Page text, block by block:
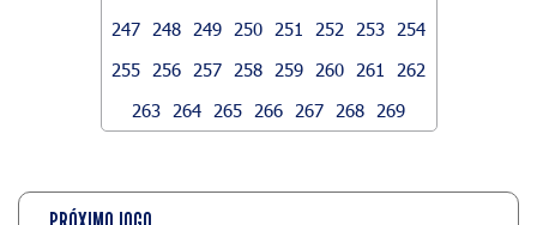
247
248 249 250 251 252 253
254
255
256 257 258 259 260 261
262
263
264 265 266 267 268 269